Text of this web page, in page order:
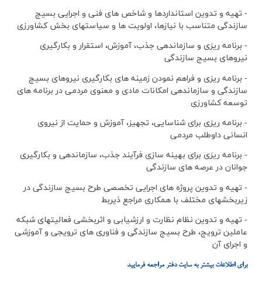
- تهیه و تدوین استانداردها و شاخص های فنی و اجرایی بسیج
سازندگی متناسب با نیازها، اولویت ها و سیاستهای بخش کشاورزی
- برنامه ریزی و سازماندهی جذب، آموزش، استقرار و بکارگیری
نیروهای بسیج سازندگی
- برنامه ریزی و فراهم نمودن زمینه های بکارگیری نیروهای بسیج
سازندگی و سازماندهی امکانات مادی و معنوی مردمی در برنامه های
توسعه کشاورزی
- برنامه ریزی برای شناسایی، تجهیز، آموزش و حمایت از نیروی
انسانی داوطلب مردمی
- برنامه ریزی برای بهینه سازی فرآیند جذب، سازماندهی و بکارگیری
جوانان در عرصه های سازندگی
- تهیه و تدوین پروژه های اجرایی تخصصی طرح بسیج سازندگی در
زیربخشهای مختلف با همکاری مراجع ذیربط
- تهیه و تدوین نظام نظارت و ارزشیابی و اثربخشی فعالیتهای شبکه
عاملین ترویج، طرح بسیج سازندگی و فناوری های ترویجی و آموزشی
و اجرای آن
برای اطلاعات بیشتر به سایت دفتر مراجعه فرمایید